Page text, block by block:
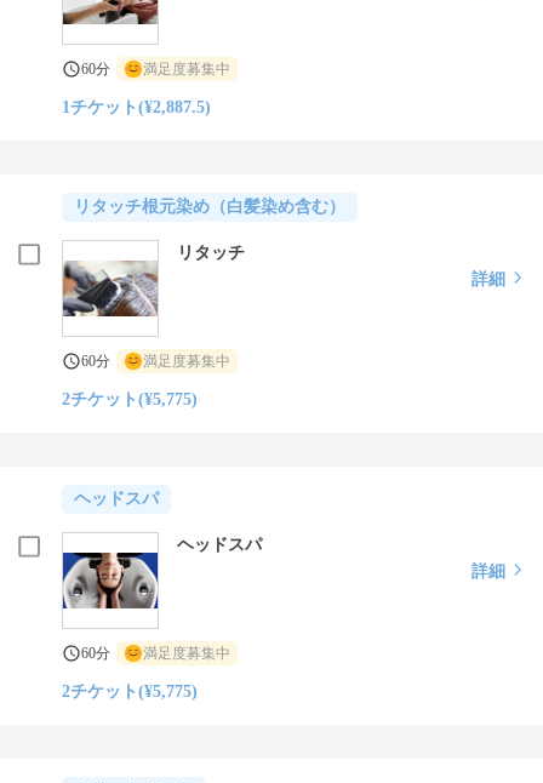
60分 満足度募集中
1チケット(¥2,887.5)
リタッチ根元染め（白髪染め含む）
リタッチ
詳細
60分 満足度募集中
2チケット(¥5,775)
ヘッドスパ
ヘッドスパ
詳細
60分 満足度募集中
2チケット(¥5,775)